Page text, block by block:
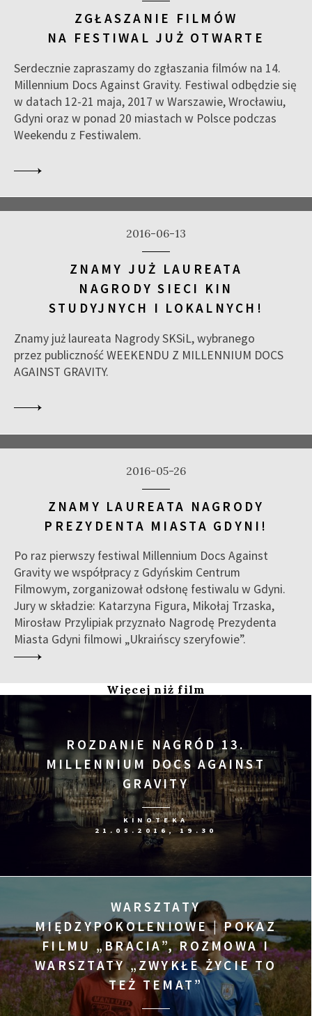
ZGŁASZANIE FILMÓW
NA FESTIWAL JUŻ OTWARTE
Serdecznie zapraszamy do zgłaszania filmów na 14.
Millennium Docs Against Gravity. Festiwal odbędzie się
w datach 12-21 maja, 2017 w Warszawie, Wrocławiu,
Gdyni oraz w ponad 20 miastach w Polsce podczas
Weekendu z Festiwalem.
2016-06-13
ZNAMY JUŻ LAUREATA
NAGRODY SIECI KIN
STUDYJNYCH I LOKALNYCH!
Znamy już laureata Nagrody SKSiL, wybranego
przez publiczność WEEKENDU Z MILLENNIUM DOCS
AGAINST GRAVITY.
2016-05-26
ZNAMY LAUREATA NAGRODY
PREZYDENTA MIASTA GDYNI!
Po raz pierwszy festiwal Millennium Docs Against
Gravity we współpracy z Gdyńskim Centrum
Filmowym, zorganizował odsłonę festiwalu w Gdyni.
Jury w składzie: Katarzyna Figura, Mikołaj Trzaska,
Mirosław Przylipiak przyznało Nagrodę Prezydenta
Miasta Gdyni filmowi „Ukraińscy szeryfowie”.
Więcej niż film
ROZDANIE NAGRÓD 13.
MILLENNIUM DOCS AGAINST
GRAVITY
KINOTEKA
21.05.2016, 19.30
WARSZTATY
MIĘDZYPOKOLENIOWE | POKAZ
FILMU „BRACIA”, ROZMOWA I
WARSZTATY „ZWYKŁE ŻYCIE TO
TEŻ TEMAT”